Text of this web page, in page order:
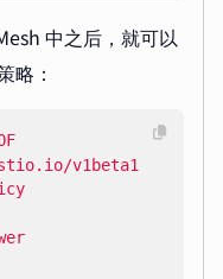
中之后，就可以
略：